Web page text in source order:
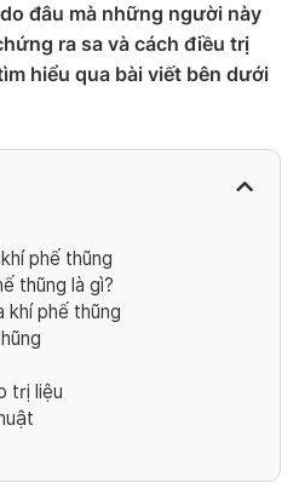
đâu mà những người này
ra sa và cách điều trị
hiểu qua bài viết bên dưới
phế thũng
thũng là gì?
khí phế thũng
trị liệu